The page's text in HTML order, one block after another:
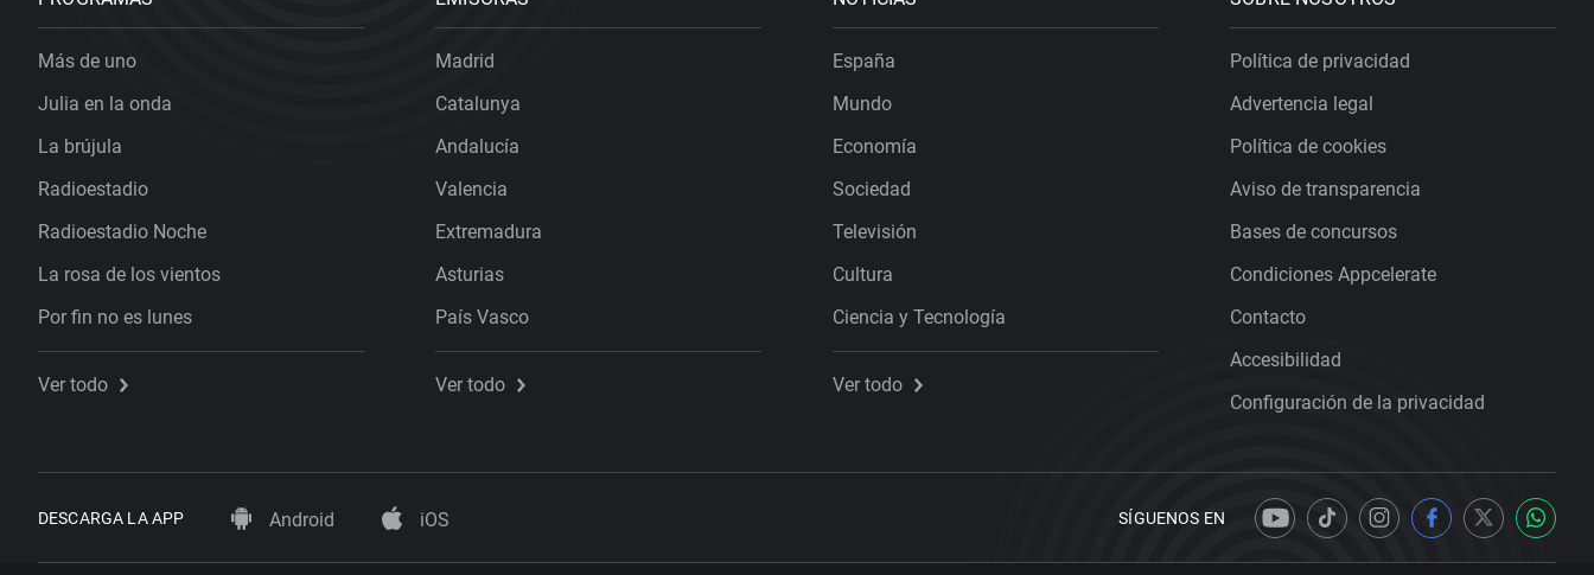
Más de uno
Julia en la onda
La brújula
Radioestadio
Radioestadio Noche
La rosa de los vientos
Por fin no es lunes
Ver todo
Madrid
Catalunya
Andalucía
Valencia
Extremadura
Asturias
País Vasco
Ver todo
España
Mundo
Economía
Sociedad
Televisión
Cultura
Ciencia y Tecnología
Ver todo
Política de privacidad
Advertencia legal
Política de cookies
Aviso de transparencia
Bases de concursos
Condiciones Appcelerate
Contacto
Accesibilidad
Configuración de la privacidad
DESCARGA LA APP Android iOS SÍGUENOS EN